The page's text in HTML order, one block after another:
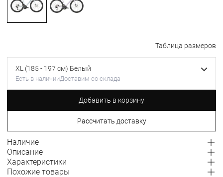
Таблица размеров
XL (185 - 197 см) Белый
Есть в наличииДоставим со склада
Добавить в корзину
Рассчитать доставку
Наличие
Описание
Характеристики
Похожие товары